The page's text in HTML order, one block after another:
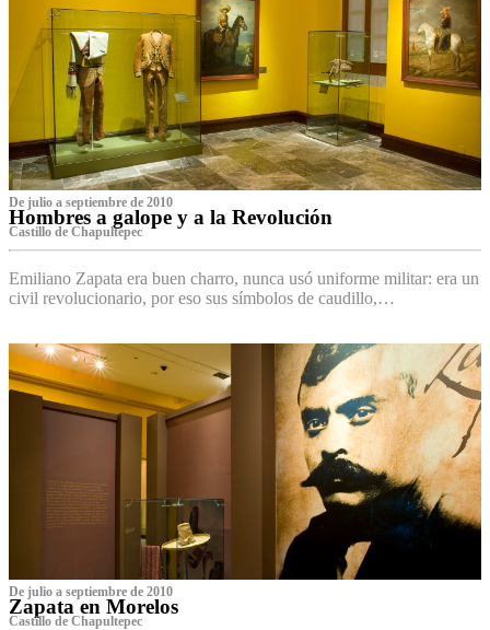
De julio a septiembre de 2010
Hombres a galope y a la Revolución
Castillo de Chapultepec
Emiliano Zapata era buen charro, nunca usó uniforme militar: era un
civil revolucionario, por eso sus símbolos de caudillo,…
De julio a septiembre de 2010
Zapata en Morelos
Castillo de Chapultepec